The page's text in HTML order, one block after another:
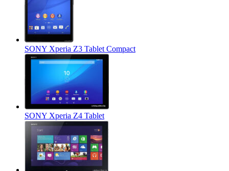
SONY Xperia Z3 Tablet Compact
SONY Xperia Z4 Tablet